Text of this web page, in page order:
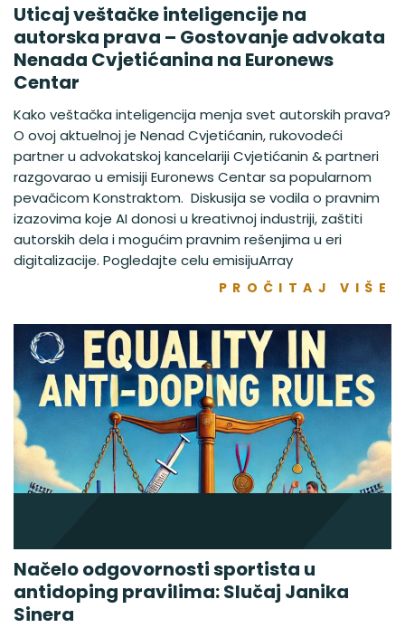
Uticaj veštačke inteligencije na
autorska prava – Gostovanje advokata
Nenada Cvjetićanina na Euronews
Centar
Kako veštačka inteligencija menja svet autorskih prava?
O ovoj aktuelnoj je Nenad Cvjetićanin, rukovodeći
partner u advokatskoj kancelariji Cvjetićanin & partneri
razgovarao u emisiji Euronews Centar sa popularnom
pevačicom Konstraktom. Diskusija se vodila o pravnim
izazovima koje AI donosi u kreativnoj industriji, zaštiti
autorskih dela i mogućim pravnim rešenjima u eri
digitalizacije. Pogledajte celu emisijuArray
PROČITAJ VIŠE
Načelo odgovornosti sportista u
antidoping pravilima: Slučaj Janika
Sinera